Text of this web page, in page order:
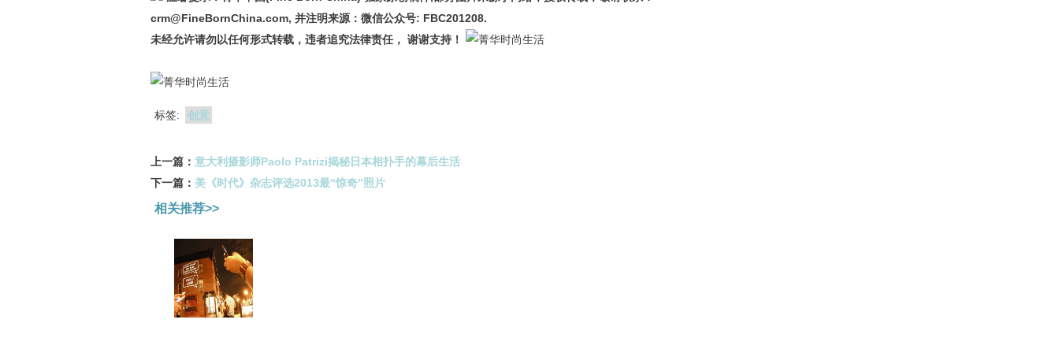
crm@FineBornChina.com, 并注明来源：微信公众号: FBC201208.
未经允许请勿以任何形式转载，违者追究法律责任， 谢谢支持！
标签: 创意
上一篇： 意大利摄影师Paolo Patrizi揭秘日本相扑手的幕后生活
下一篇： 美《时代》杂志评选2013最“惊奇”照片
相关推荐>>